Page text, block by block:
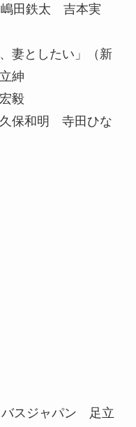
田鉄太 吉本実
妻としたい」（新
紳
毅
保和明 寺田ひな
スジャパン 足立